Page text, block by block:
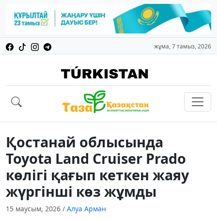
жұма, 7 тамыз, 2026
Қостанай облысында
Toyota Land Cruiser Prado
көлігі қағып кеткен жаяу
жүргінші көз жұмды
15 маусым, 2026 / Алуа Арман